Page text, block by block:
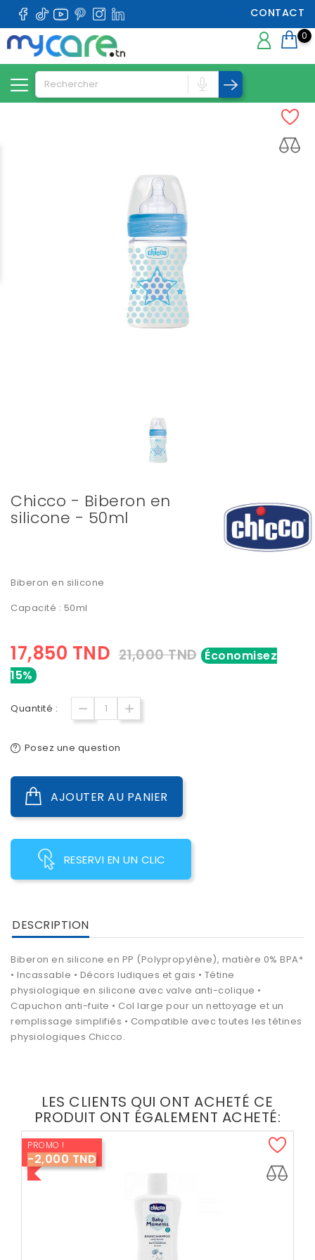
CONTACT
0
Chicco - Biberon en
silicone - 50ml
Biberon en silicone
Capacité : 50ml
17,850 TND 21,000 TND Économisez
15%
Quantité :
Posez une question
AJOUTER AU PANIER
RESERVI EN UN CLIC
DESCRIPTION
Biberon en silicone en PP (Polypropylène), matière 0% BPA*
• Incassable • Décors ludiques et gais • Tétine
physiologique en silicone avec valve anti-colique •
Capuchon anti-fuite • Col large pour un nettoyage et un
remplissage simplifiés • Compatible avec toutes les tétines
physiologiques Chicco.
LES CLIENTS QUI ONT ACHETÉ CE
PRODUIT ONT ÉGALEMENT ACHETÉ:
PROMO !
-2,000 TND